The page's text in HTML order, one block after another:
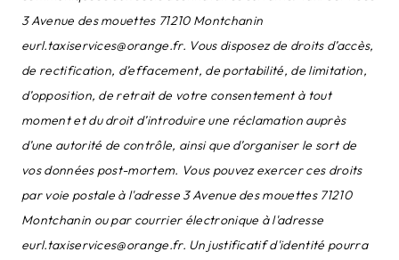
3 Avenue des mouettes 71210 Montchanin
eurl.taxiservices@orange.fr. Vous disposez de droits d’accès,
de rectification, d’effacement, de portabilité, de limitation,
d’opposition, de retrait de votre consentement à tout
moment et du droit d’introduire une réclamation auprès
d’une autorité de contrôle, ainsi que d’organiser le sort de
vos données post-mortem. Vous pouvez exercer ces droits
par voie postale à l'adresse 3 Avenue des mouettes 71210
Montchanin ou par courrier électronique à l'adresse
eurl.taxiservices@orange.fr. Un justificatif d'identité pourra